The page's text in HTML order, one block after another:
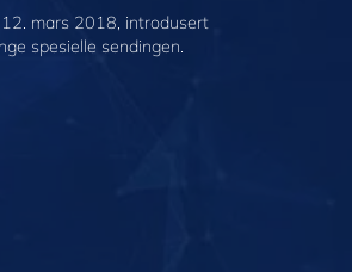
mars 2018, introdusert
spesielle sendingen.